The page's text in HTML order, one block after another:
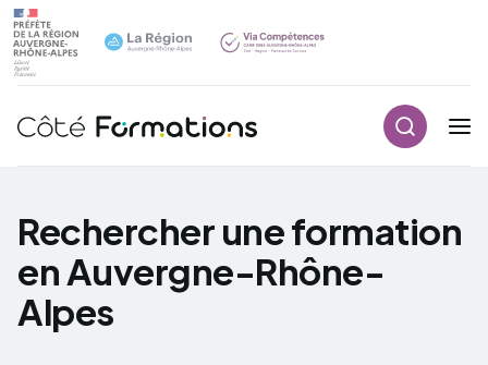
Navigation principale
Rechercher une formation
en Auvergne-Rhône-
Alpes